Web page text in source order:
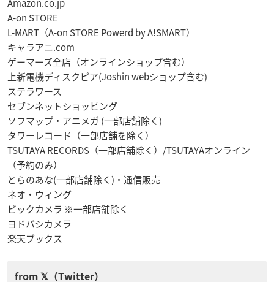
Amazon.co.jp
A-on STORE
L-MART（A-on STORE Powerd by A!SMART）
キャラアニ.com
ゲーマーズ全店（オンラインショップ含む）
上新電機ディスクピア(Joshin webショップ含む)
ステラワース
セブンネットショッピング
ソフマップ・アニメガ (一部店舗除く)
タワーレコード（一部店舗を除く）
TSUTAYA RECORDS（一部店舗除く）/TSUTAYAオンライン
（予約のみ）
とらのあな(一部店舗除く)・通信販売
ネオ・ウィング
ビックカメラ ※一部店舗除く
ヨドバシカメラ
楽天ブックス